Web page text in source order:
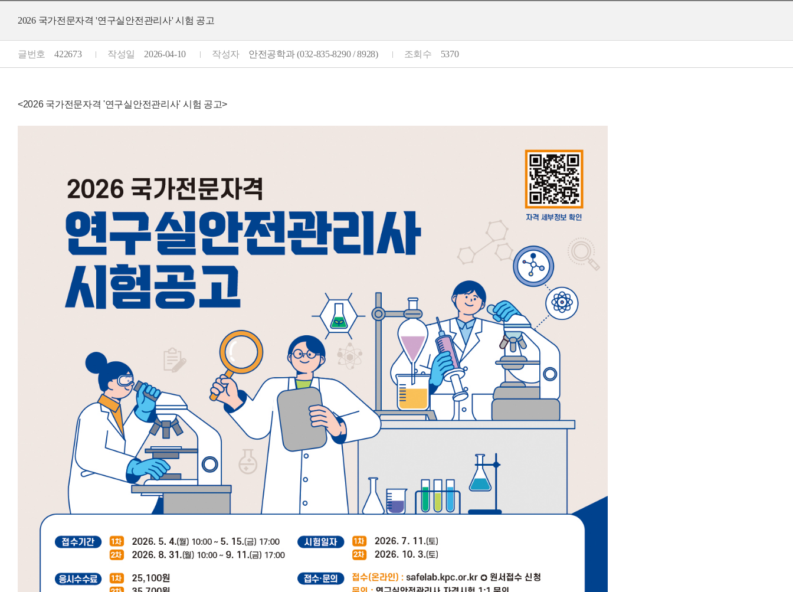
2026 국가전문자격 '연구실안전관리사' 시험 공고
글번호 422673 작성일 2026-04-10 작성자 안전공학과 (032-835-8290 / 8928) 조회수 5370
<2026 국가전문자격 '연구실안전관리사' 시험 공고>